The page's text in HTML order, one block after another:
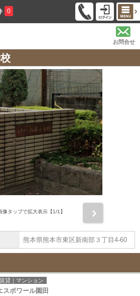
0
お問合せ
像タップで拡大表示【1/1】
熊本県熊本市東区新南部３丁目4-60
賃貸｜マンション
スポワール園田